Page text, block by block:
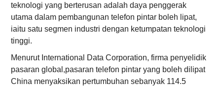
teknologi yang berterusan adalah daya penggerak
utama dalam pembangunan telefon pintar boleh lipat,
iaitu satu segmen industri dengan ketumpatan teknologi
tinggi.
Menurut International Data Corporation, firma penyelidik
pasaran global,pasaran telefon pintar yang boleh dilipat
China menyaksikan pertumbuhan sebanyak 114.5